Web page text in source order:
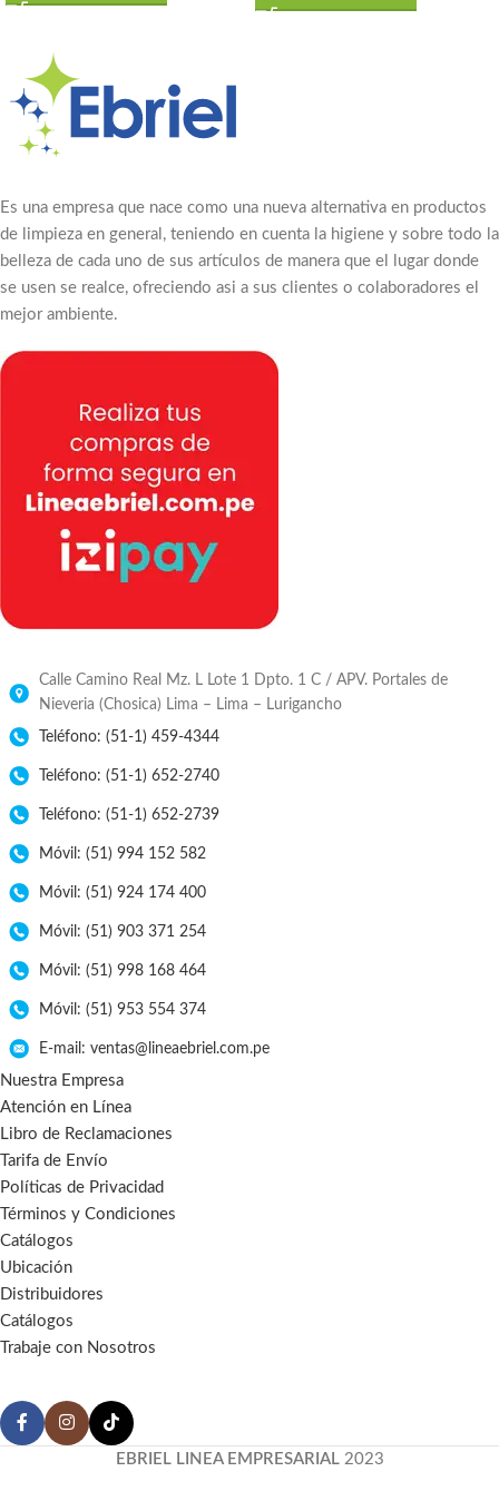
Es una empresa que nace como una nueva alternativa en productos
de limpieza en general, teniendo en cuenta la higiene y sobre todo la
belleza de cada uno de sus artículos de manera que el lugar donde
se usen se realce, ofreciendo asi a sus clientes o colaboradores el
mejor ambiente.
Calle Camino Real Mz. L Lote 1 Dpto. 1 C / APV. Portales de
Nieveria (Chosica) Lima – Lima – Lurigancho
Teléfono: (51-1) 459-4344
Teléfono: (51-1) 652-2740
Teléfono: (51-1) 652-2739
Móvil: (51) 994 152 582
Móvil: (51) 924 174 400
Móvil: (51) 903 371 254
Móvil: (51) 998 168 464
Móvil: (51) 953 554 374
E-mail: ventas@lineaebriel.com.pe
Nuestra Empresa
Atención en Línea
Libro de Reclamaciones
Tarifa de Envío
Políticas de Privacidad
Términos y Condiciones
Catálogos
Ubicación
Distribuidores
Catálogos
Trabaje con Nosotros
EBRIEL LINEA EMPRESARIAL 2023